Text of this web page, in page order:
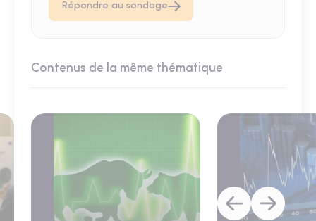
Répondre au sondage
Contenus de la même thématique